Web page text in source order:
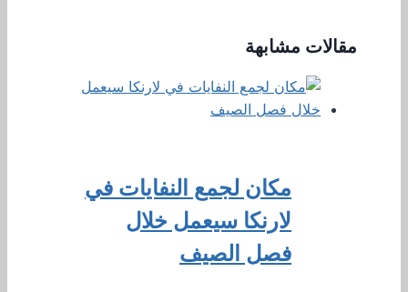
مقالات مشابهة
مكان لجمع النفايات في
لارنكا سيعمل خلال
فصل الصيف